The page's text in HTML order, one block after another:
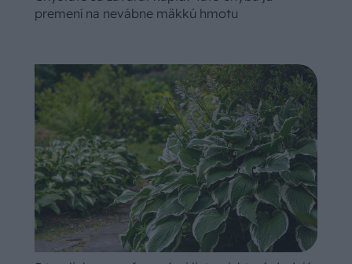
premení na nevábne mäkkú hmotu